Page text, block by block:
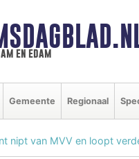
en edam
Gemeente Regionaal
nipt van MVV en loopt